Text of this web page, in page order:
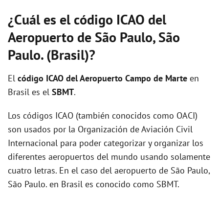
¿Cuál es el código ICAO del
Aeropuerto de São Paulo, São
Paulo. (Brasil)?
El código ICAO delAeropuerto Campo de Marte en
Brasil es el SBMT.
Los códigos ICAO (también conocidos como OACI)
son usados por la Organización de Aviación Civil
Internacional para poder categorizar y organizar los
diferentes aeropuertos del mundo usando solamente
cuatro letras. En el caso del aeropuerto de São Paulo,
São Paulo. en Brasil es conocido como SBMT.